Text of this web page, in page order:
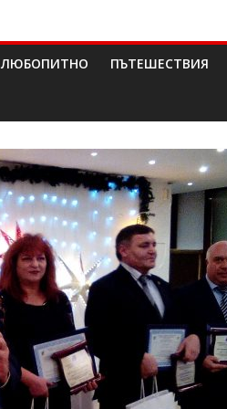
ЛЮБОПИТНО ПЪТЕШЕСТВИЯ